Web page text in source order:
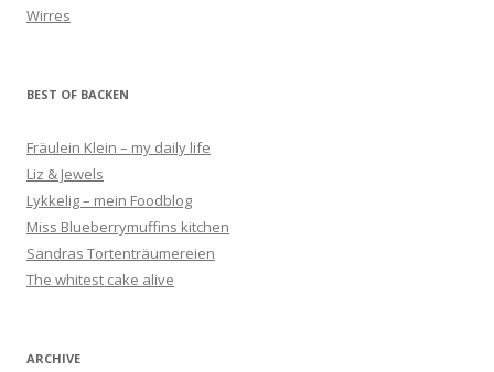
Wirres
BEST OF BACKEN
Fräulein Klein – my daily life
Liz & Jewels
Lykkelig – mein Foodblog
Miss Blueberrymuffins kitchen
Sandras Tortenträumereien
The whitest cake alive
ARCHIVE